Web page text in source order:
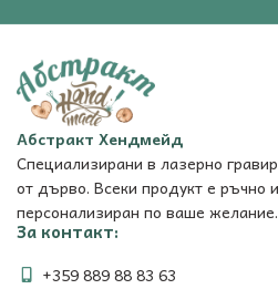
Абстракт Хендмейд
Специализирани в лазерно
от дърво. Всеки продукт е ръчно
персонализиран по ваше желание.
За контакт:
+359 889 88 83 63